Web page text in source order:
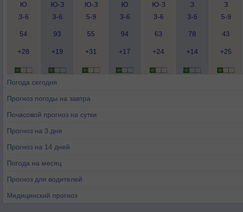
Ю
3-6
Ю-З
3-6
Ю-З
5-9
Ю
3-6
Ю-З
3-6
З
3-6
З
5-9
54 93 55 94 63 78 43
+28 +19 +31 +17 +24 +14 +25
Погода сегодня
Прогноз погоды на завтра
Почасовой прогноз на сутки
Прогноз на 3 дня
Прогноз на 14 дней
Погода на месяц
Прогноз для водителей
Медицинский прогноз